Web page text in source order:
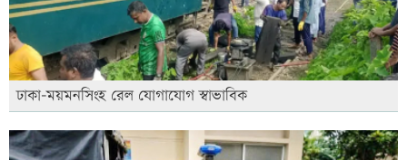
ঢাকা-ময়মনসিংহ রেল যোগাযোগ স্বাভাবিক